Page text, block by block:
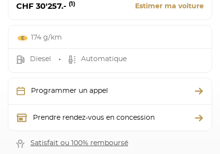
CHF 30'257.- (1) Estimer ma voiture
174 g/km
Diesel Automatique
Programmer un appel
Prendre rendez-vous en concession
Satisfait ou 100% remboursé